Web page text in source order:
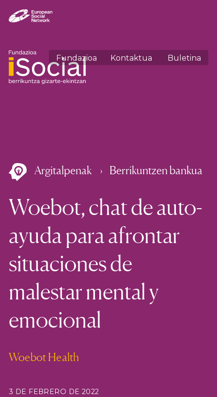
Fundazioa Kontaktua Buletina
Argitalpenak Berrikuntzen bankua
Woebot, chat de auto-
ayuda para afrontar
situaciones de
malestar mental y
emocional
Woebot Health
3 DE FEBRERO DE 2022